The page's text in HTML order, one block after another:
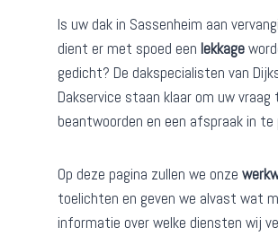
Is uw dak in Sassenheim aan
dient er met spoed een lekkage
gedicht? De dakspecialisten van
Dakservice staan klaar om uw vraag
beantwoorden en een afspraak in te
Op deze pagina zullen we onze
toelichten en geven we alvast wat
informatie over welke diensten wij